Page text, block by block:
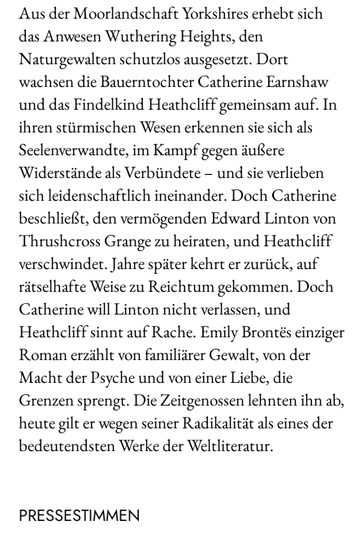
Aus der Moorlandschaft Yorkshires erhebt sich
das Anwesen Wuthering Heights, den
Naturgewalten schutzlos ausgesetzt. Dort
wachsen die Bauerntochter Catherine Earnshaw
und das Findelkind Heathcliff gemeinsam auf. In
ihren stürmischen Wesen erkennen sie sich als
Seelenverwandte, im Kampf gegen äußere
Widerstände als Verbündete – und sie verlieben
sich leidenschaftlich ineinander. Doch Catherine
beschließt, den vermögenden Edward Linton von
Thrushcross Grange zu heiraten, und Heathcliff
verschwindet. Jahre später kehrt er zurück, auf
rätselhafte Weise zu Reichtum gekommen. Doch
Catherine will Linton nicht verlassen, und
Heathcliff sinnt auf Rache. Emily Brontës einziger
Roman erzählt von familiärer Gewalt, von der
Macht der Psyche und von einer Liebe, die
Grenzen sprengt. Die Zeitgenossen lehnten ihn ab,
heute gilt er wegen seiner Radikalität als eines der
bedeutendsten Werke der Weltliteratur.
PRESSESTIMMEN